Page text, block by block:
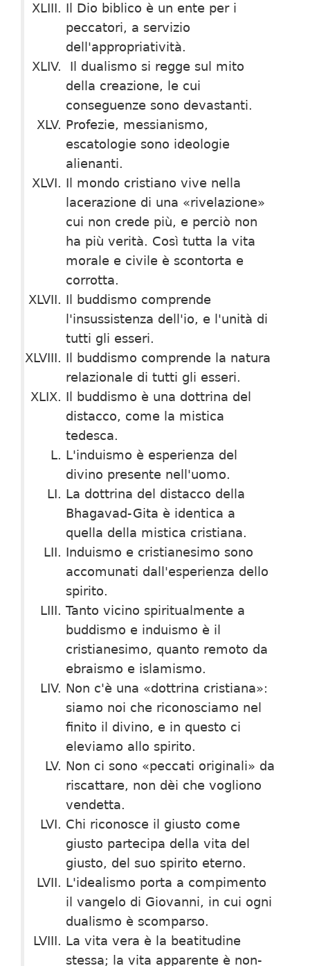
Il Dio biblico è un ente per i
peccatori, a servizio
dell'appropriatività.
Il dualismo si regge sul mito
della creazione, le cui
conseguenze sono devastanti.
Profezie, messianismo,
escatologie sono ideologie
alienanti.
Il mondo cristiano vive nella
lacerazione di una «rivelazione»
cui non crede più, e perciò non
ha più verità. Così tutta la vita
morale e civile è scontorta e
corrotta.
Il buddismo comprende
l'insussistenza dell'io, e l'unità di
tutti gli esseri.
Il buddismo comprende la natura
relazionale di tutti gli esseri.
Il buddismo è una dottrina del
distacco, come la mistica
tedesca.
L'induismo è esperienza del
divino presente nell'uomo.
La dottrina del distacco della
Bhagavad-Gita è identica a
quella della mistica cristiana.
Induismo e cristianesimo sono
accomunati dall'esperienza dello
spirito.
Tanto vicino spiritualmente a
buddismo e induismo è il
cristianesimo, quanto remoto da
ebraismo e islamismo.
Non c'è una «dottrina cristiana»:
siamo noi che riconosciamo nel
finito il divino, e in questo ci
eleviamo allo spirito.
Non ci sono «peccati originali» da
riscattare, non dèi che vogliono
vendetta.
Chi riconosce il giusto come
giusto partecipa della vita del
giusto, del suo spirito eterno.
L'idealismo porta a compimento
il vangelo di Giovanni, in cui ogni
dualismo è scomparso.
La vita vera è la beatitudine
stessa; la vita apparente è non-